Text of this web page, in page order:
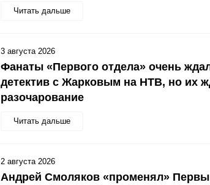
Читать дальше
Фанаты «Первого отдела» очень
детектив с Жарковым на НТВ, но их
разочарование
Читать дальше
3 августа 2026
Андрей Смоляков «променял»
2 августа 2026